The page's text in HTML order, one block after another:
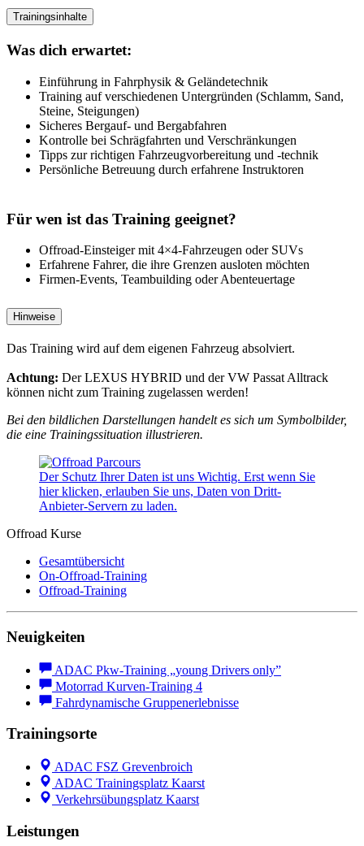
Trainingsinhalte
Was dich erwartet:
Einführung in Fahrphysik & Geländetechnik
Training auf verschiedenen Untergründen (Schlamm, Sand,
Steine, Steigungen)
Sicheres Bergauf- und Bergabfahren
Kontrolle bei Schrägfahrten und Verschränkungen
Tipps zur richtigen Fahrzeugvorbereitung und -technik
Persönliche Betreuung durch erfahrene Instruktoren
Für wen ist das Training geeignet?
Offroad-Einsteiger mit 4×4-Fahrzeugen oder SUVs
Erfahrene Fahrer, die ihre Grenzen ausloten möchten
Firmen-Events, Teambuilding oder Abenteuertage
Hinweise
Das Training wird auf dem eigenen Fahrzeug absolviert.
Achtung: Der LEXUS HYBRID und der VW Passat Alltrack
können nicht zum Training zugelassen werden!
Bei den bildlichen Darstellungen handelt es sich um Symbolbilder,
die eine Trainingssituation illustrieren.
Der Schutz Ihrer Daten ist uns Wichtig. Erst wenn Sie
hier klicken, erlauben Sie uns, Daten von Dritt-
Anbieter-Servern zu laden.
Offroad Kurse
Gesamtübersicht
On-Offroad-Training
Offroad-Training
Neuigkeiten
ADAC Pkw-Training „young Drivers only”
Motorrad Kurven-Training 4
Fahrdynamische Gruppenerlebnisse
Trainingsorte
ADAC FSZ Grevenbroich
ADAC Trainingsplatz Kaarst
Verkehrsübungsplatz Kaarst
Leistungen